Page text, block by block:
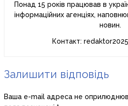
Понад 15 років працював в
інформаційних агенціях,
новин.
Контакт:
Залишити відповідь
Ваша e-mail адреса не